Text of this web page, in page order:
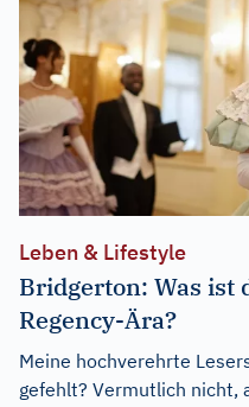
Leben & Lifestyle
Bridgerton: Was ist
Regency-Ära?
Meine hochverehrte
gefehlt? Vermutlich nicht,